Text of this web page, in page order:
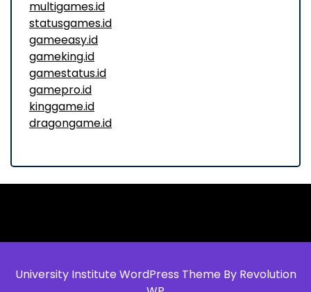
multigames.id
statusgames.id
gameeasy.id
gameking.id
gamestatus.id
gamepro.id
kinggame.id
dragongame.id
University Institute WordPress Theme By Revolution